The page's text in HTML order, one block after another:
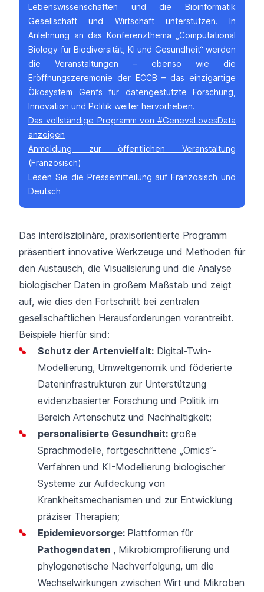
Lebenswissenschaften und die Bioinformatik
Gesellschaft und Wirtschaft unterstützen. In
Anlehnung an das Konferenzthema „Computational
Biology für Biodiversität, KI und Gesundheit“ werden
die Veranstaltungen – ebenso wie die
Eröffnungszeremonie der ECCB – das einzigartige
Ökosystem Genfs für datengestützte Forschung,
Innovation und Politik weiter hervorheben.
Das vollständige Programm von #GenevaLovesData
anzeigen
Anmeldung zur öffentlichen Veranstaltung
(Französisch)
Lesen Sie die Pressemitteilung aufFranzösisch und
Deutsch
Das interdisziplinäre, praxisorientierte Programm
präsentiert innovative Werkzeuge und Methoden für
den Austausch, die Visualisierung und die Analyse
biologischer Daten in großem Maßstab und zeigt
auf, wie dies den Fortschritt bei zentralen
gesellschaftlichen Herausforderungen vorantreibt.
Beispiele hierfür sind:
Schutz der Artenvielfalt: Digital-Twin-
Modellierung, Umweltgenomik und föderierte
Dateninfrastrukturen zur Unterstützung
evidenzbasierter Forschung und Politik im
Bereich Artenschutz und Nachhaltigkeit;
personalisierte Gesundheit: große
Sprachmodelle, fortgeschrittene „Omics“-
Verfahren und KI-Modellierung biologischer
Systeme zur Aufdeckung von
Krankheitsmechanismen und zur Entwicklung
präziser Therapien;
Epidemievorsorge: Plattformen für
Pathogendaten , Mikrobiomprofilierung und
phylogenetische Nachverfolgung, um die
Wechselwirkungen zwischen Wirt und Mikroben